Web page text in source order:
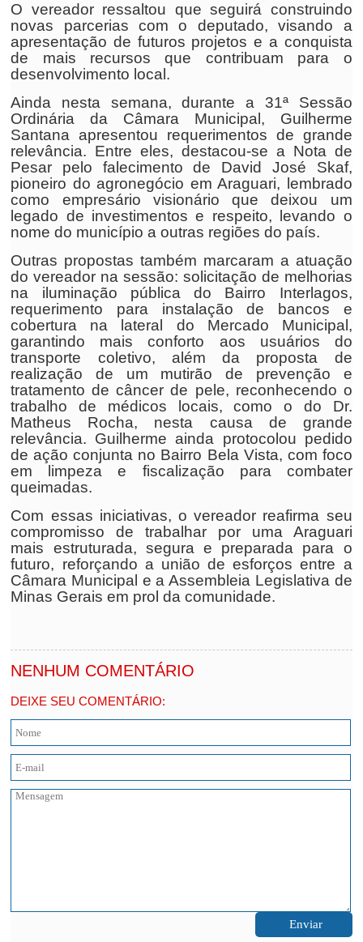
O vereador ressaltou que seguirá construindo
novas parcerias com o deputado, visando a
apresentação de futuros projetos e a conquista
de mais recursos que contribuam para o
desenvolvimento local.
Ainda nesta semana, durante a 31ª Sessão
Ordinária da Câmara Municipal, Guilherme
Santana apresentou requerimentos de grande
relevância. Entre eles, destacou-se a Nota de
Pesar pelo falecimento de David José Skaf,
pioneiro do agronegócio em Araguari, lembrado
como empresário visionário que deixou um
legado de investimentos e respeito, levando o
nome do município a outras regiões do país.
Outras propostas também marcaram a atuação
do vereador na sessão: solicitação de melhorias
na iluminação pública do Bairro Interlagos,
requerimento para instalação de bancos e
cobertura na lateral do Mercado Municipal,
garantindo mais conforto aos usuários do
transporte coletivo, além da proposta de
realização de um mutirão de prevenção e
tratamento de câncer de pele, reconhecendo o
trabalho de médicos locais, como o do Dr.
Matheus Rocha, nesta causa de grande
relevância. Guilherme ainda protocolou pedido
de ação conjunta no Bairro Bela Vista, com foco
em limpeza e fiscalização para combater
queimadas.
Com essas iniciativas, o vereador reafirma seu
compromisso de trabalhar por uma Araguari
mais estruturada, segura e preparada para o
futuro, reforçando a união de esforços entre a
Câmara Municipal e a Assembleia Legislativa de
Minas Gerais em prol da comunidade.
NENHUM COMENTÁRIO
DEIXE SEU COMENTÁRIO: